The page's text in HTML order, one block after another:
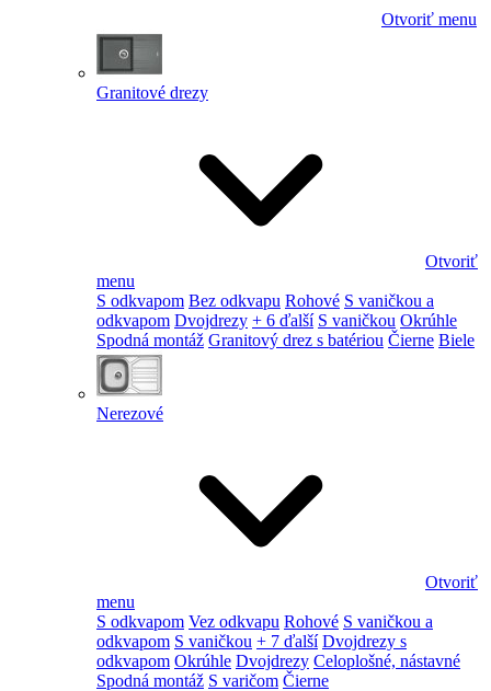
Otvoriť menu
Granitové drezy
Otvoriť
menu
S odkvapom Bez odkvapu Rohové S vaničkou a
odkvapom Dvojdrezy + 6 ďalší S vaničkou Okrúhle
Spodná montáž Granitový drez s batériou Čierne Biele
Nerezové
Otvoriť
menu
S odkvapom Vez odkvapu Rohové S vaničkou a
odkvapom S vaničkou + 7 ďalší Dvojdrezy s
odkvapom Okrúhle Dvojdrezy Celoplošné, nástavné
Spodná montáž S varičom Čierne